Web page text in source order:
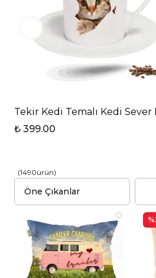
Tekir Kedi Temalı Kedi Sever
₺ 399.00
(1490ürün)